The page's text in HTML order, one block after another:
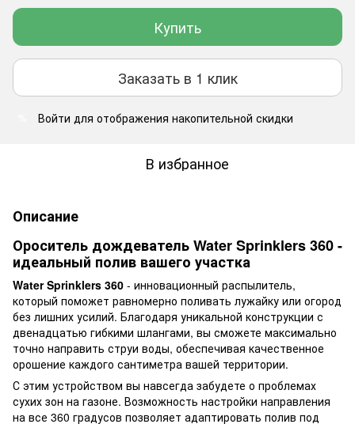
Купить
Заказать в 1 клик
Войти для отображения накопительной скидки
В избранное
Описание
Ороситель дождеватель Water Sprinklers 360 -
идеальный полив вашего участка
Water Sprinklers 360 - инновационный распылитель,
который поможет равномерно поливать лужайку или огород
без лишних усилий. Благодаря уникальной конструкции с
двенадцатью гибкими шлангами, вы сможете максимально
точно направить струи воды, обеспечивая качественное
орошение каждого сантиметра вашей территории.
С этим устройством вы навсегда забудете о проблемах
сухих зон на газоне. Возможность настройки направления
на все 360 градусов позволяет адаптировать полив под